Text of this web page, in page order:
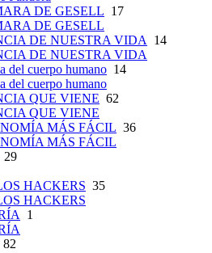
DE GESELL 17
DE GESELL
DE NUESTRA VIDA 14
DE NUESTRA VIDA
del cuerpo humano 14
del cuerpo humano
QUE VIENE 62
QUE VIENE
MÁS FÁCIL 36
MÁS FÁCIL
29
HACKERS 35
HACKERS
1
82